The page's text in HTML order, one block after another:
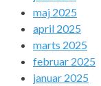
maj 2025
april 2025
marts 2025
februar 2025
januar 2025